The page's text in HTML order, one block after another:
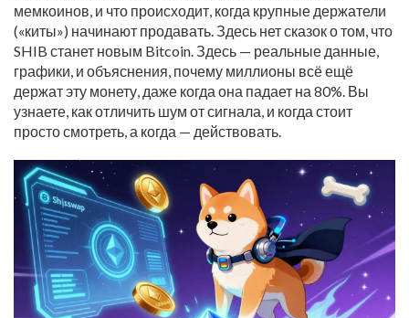
мемкоинов, и что происходит, когда крупные держатели
(«киты») начинают продавать. Здесь нет сказок о том, что
SHIB станет новым Bitcoin. Здесь — реальные данные,
графики, и объяснения, почему миллионы всё ещё
держат эту монету, даже когда она падает на 80%. Вы
узнаете, как отличить шум от сигнала, и когда стоит
просто смотреть, а когда — действовать.